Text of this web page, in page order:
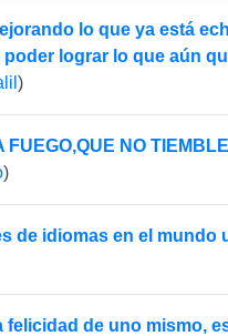
lo que ya está
lograr lo que aún
)
FUEGO,QUE NO
)
de idiomas en el mundo
felicidad de uno mismo,